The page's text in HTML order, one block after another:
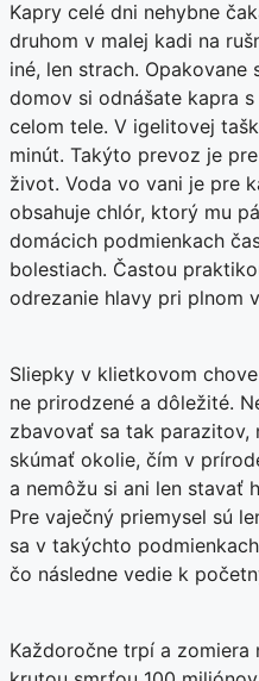
Kapry celé dni nehybne
druhom v malej kadi na
iné, len strach. Opakovane
domov si odnášate kapra
celom tele. V igelitovej
minút. Takýto prevoz je
život. Voda vo vani je pre
obsahuje chlór, ktorý mu
domácich podmienkach
bolestiach. Častou
odrezanie hlavy pri plnom
Sliepky v klietkovom
ne prirodzené a dôležité.
zbavovať sa tak parazitov,
skúmať okolie, čím v
a nemôžu si ani len stavať
Pre vaječný priemysel sú
sa v takýchto
čo následne vedie k
Každoročne trpí a zomiera